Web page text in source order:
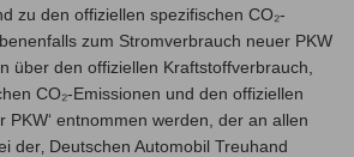
zu den offiziellen spezifischen CO₂-
zum Stromverbrauch neuer PKW
über den offiziellen Kraftstoffverbrauch,
CO₂-Emissionen und den offiziellen
PKW‘ entnommen werden, der an allen
der‚ Deutschen Automobil Treuhand